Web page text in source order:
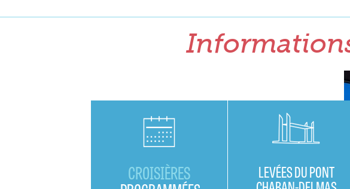
CROISIÈRES LEVÉES DU PONT